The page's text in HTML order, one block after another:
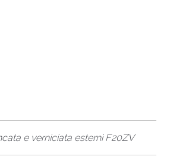
e verniciata esterni F20ZV